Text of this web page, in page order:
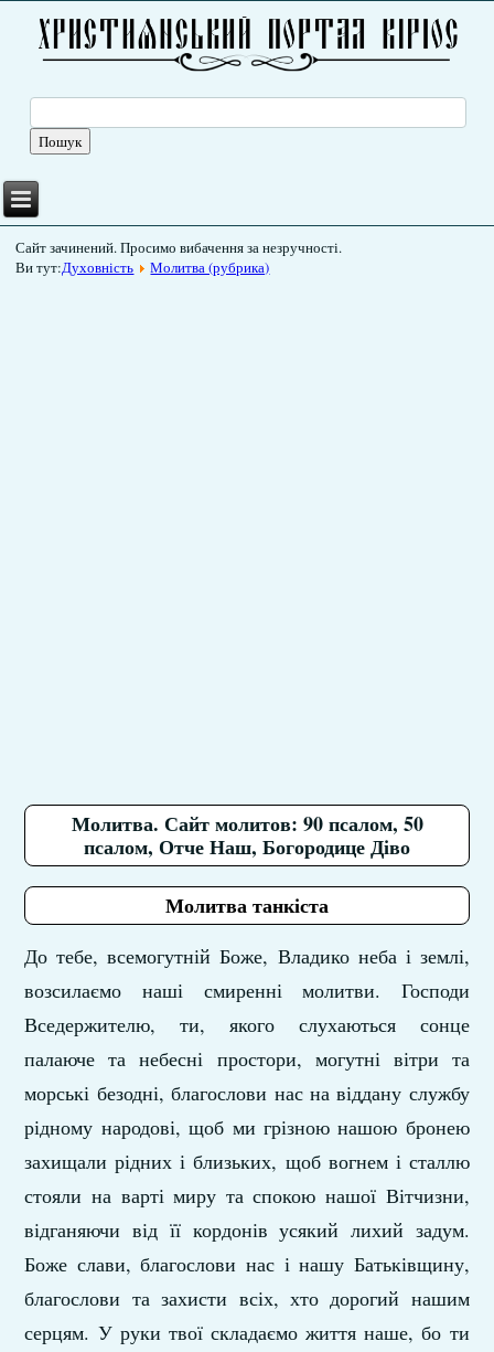
Сайт зачинений. Просимо вибачення за незручності.
Ви тут:Духовність Молитва (рубрика)
Молитва. Сайт молитов: 90 псалом, 50
псалом, Отче Наш, Богородице Діво
Молитва танкіста
До тебе, всемогутній Боже, Владико неба і землі,
возсилаємо наші смиренні молитви. Господи
Вседержителю, ти, якого слухаються сонце
палаюче та небесні простори, могутні вітри та
морські безодні, благослови нас на віддану службу
рідному народові, щоб ми грізною нашою бронею
захищали рідних і близьких, щоб вогнем і сталлю
стояли на варті миру та спокою нашої Вітчизни,
відганяючи від її кордонів усякий лихий задум.
Боже слави, благослови нас і нашу Батьківщину,
благослови та захисти всіх, хто дорогий нашим
серцям. У руки твої складаємо життя наше, бо ти